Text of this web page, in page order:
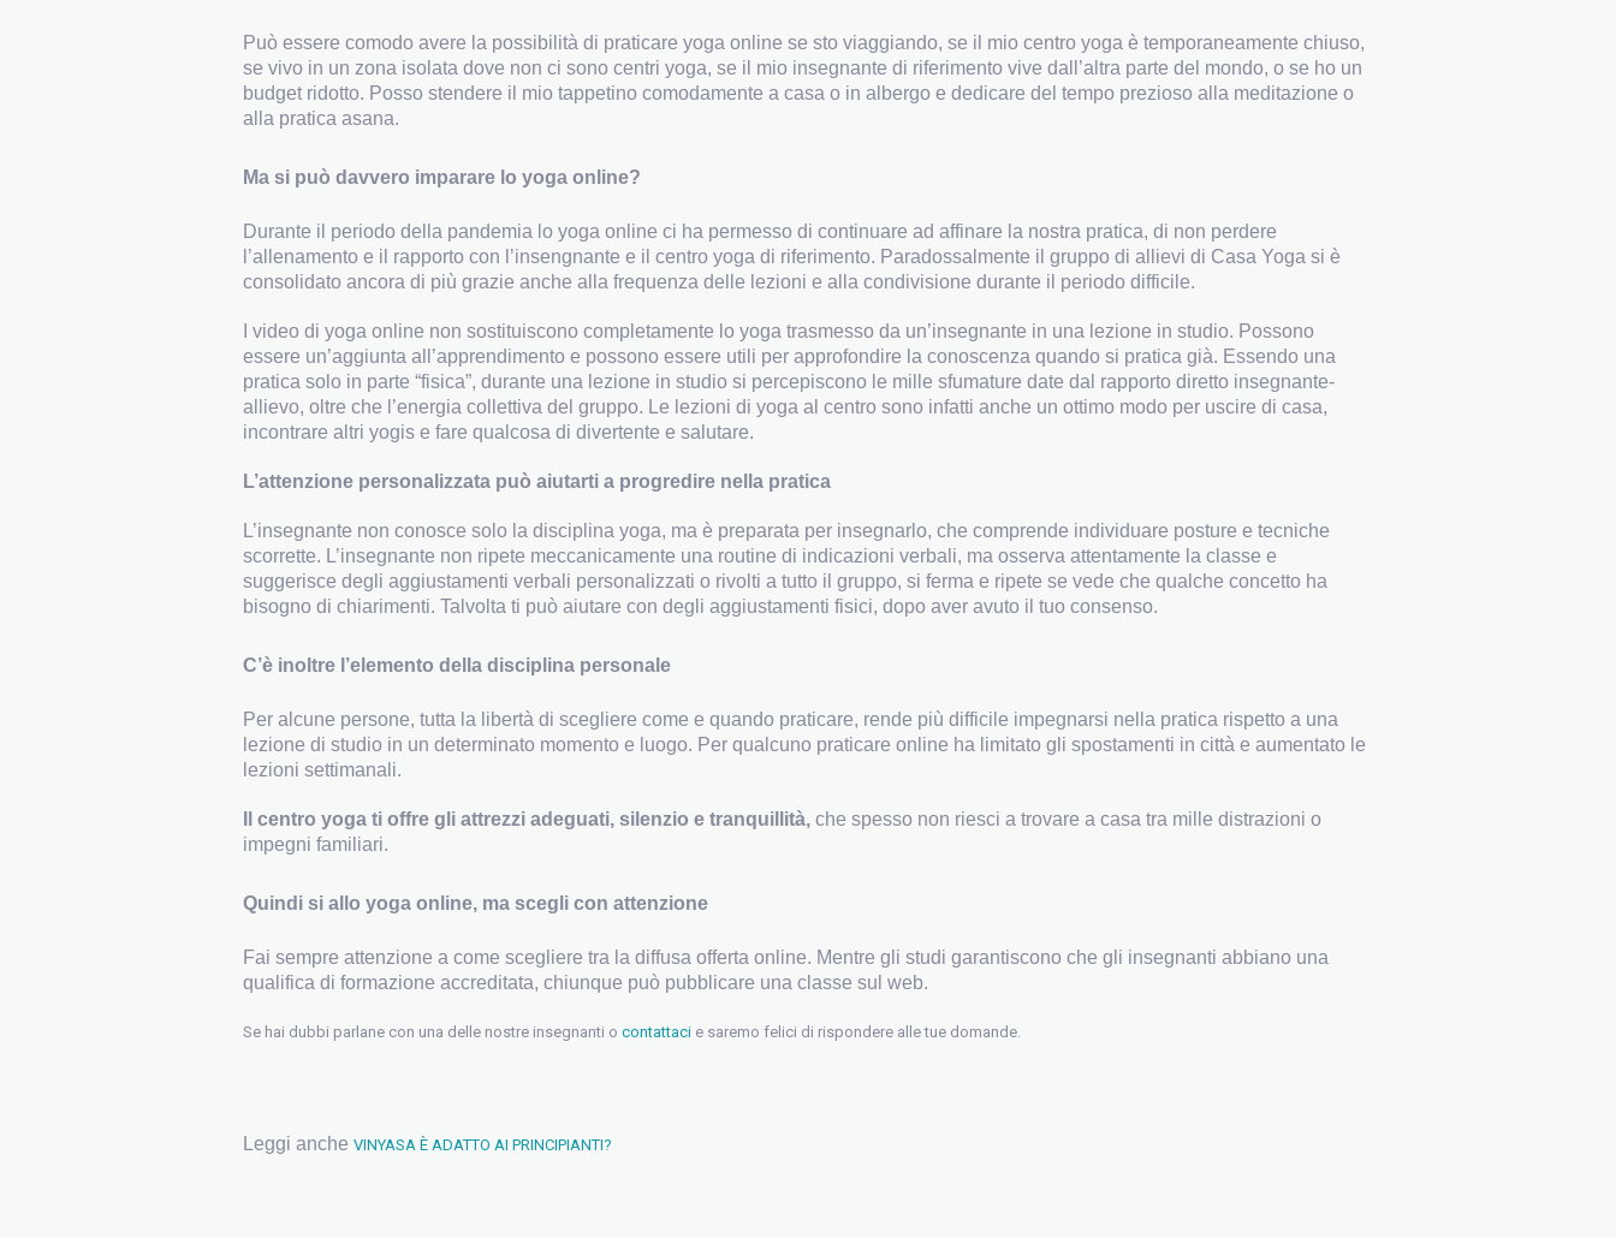
Può essere comodo avere la possibilità di praticare yoga online se sto viaggiando, se il mio centro yoga è temporaneamente chiuso,
se vivo in un zona isolata dove non ci sono centri yoga, se il mio insegnante di riferimento vive dall’altra parte del mondo, o se ho un
budget ridotto. Posso stendere il mio tappetino comodamente a casa o in albergo e dedicare del tempo prezioso alla meditazione o
alla pratica asana.
Ma si può davvero imparare lo yoga online?
Durante il periodo della pandemia lo yoga online ci ha permesso di continuare ad affinare la nostra pratica, di non perdere
l’allenamento e il rapporto con l’insengnante e il centro yoga di riferimento. Paradossalmente il gruppo di allievi di Casa Yoga si è
consolidato ancora di più grazie anche alla frequenza delle lezioni e alla condivisione durante il periodo difficile.
I video di yoga online non sostituiscono completamente lo yoga trasmesso da un’insegnante in una lezione in studio. Possono
essere un’aggiunta all’apprendimento e possono essere utili per approfondire la conoscenza quando si pratica già. Essendo una
pratica solo in parte “fisica”, durante una lezione in studio si percepiscono le mille sfumature date dal rapporto diretto insegnante-
allievo, oltre che l’energia collettiva del gruppo. Le lezioni di yoga al centro sono infatti anche un ottimo modo per uscire di casa,
incontrare altri yogis e fare qualcosa di divertente e salutare.
L’attenzione personalizzata può aiutarti a progredire nella pratica
L’insegnante non conosce solo la disciplina yoga, ma è preparata per insegnarlo, che comprende individuare posture e tecniche
scorrette. L’insegnante non ripete meccanicamente una routine di indicazioni verbali, ma osserva attentamente la classe e
suggerisce degli aggiustamenti verbali personalizzati o rivolti a tutto il gruppo, si ferma e ripete se vede che qualche concetto ha
bisogno di chiarimenti. Talvolta ti può aiutare con degli aggiustamenti fisici, dopo aver avuto il tuo consenso.
C’è inoltre l’elemento della disciplina personale
Per alcune persone, tutta la libertà di scegliere come e quando praticare, rende più difficile impegnarsi nella pratica rispetto a una
lezione di studio in un determinato momento e luogo. Per qualcuno praticare online ha limitato gli spostamenti in città e aumentato le
lezioni settimanali.
Il centro yoga ti offre gli attrezzi adeguati, silenzio e tranquillità, che spesso non riesci a trovare a casa tra mille distrazioni o
impegni familiari.
Quindi si allo yoga online, ma scegli con attenzione
Fai sempre attenzione a come scegliere tra la diffusa offerta online. Mentre gli studi garantiscono che gli insegnanti abbiano una
qualifica di formazione accreditata, chiunque può pubblicare una classe sul web.
Se hai dubbi parlane con una delle nostre insegnanti ocontattaci e saremo felici di rispondere alle tue domande.
Leggi ancheVINYASA È ADATTO AI PRINCIPIANTI?